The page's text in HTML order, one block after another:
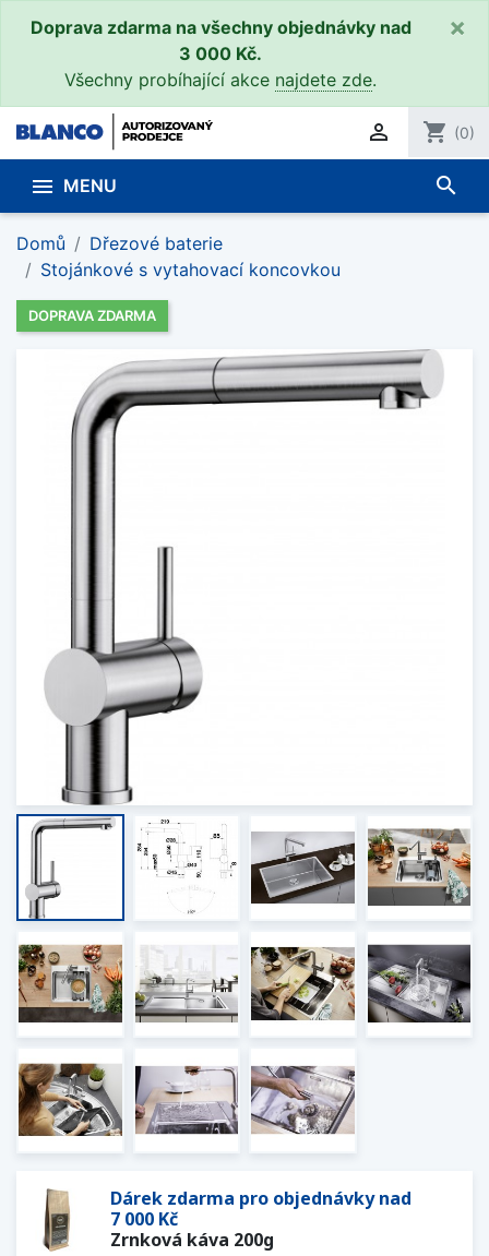
Doprava zdarma na všechny objednávky nad
3 000 Kč.
Všechny probíhající akce najdete zde.
×
 shopping_cart (0)
 MENU search
Domů
Dřezové baterie
Stojánkové s vytahovací koncovkou
DOPRAVA ZDARMA
Dárek zdarma pro objednávky nad
7 000 Kč
Zrnková káva 200g